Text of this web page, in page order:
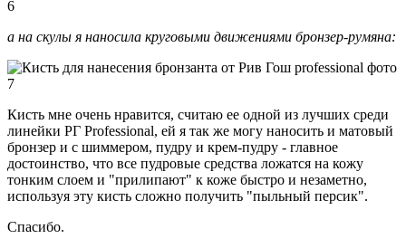
а на скулы я наносила круговыми движениями бронзер-румяна:
Кисть мне очень нравится, считаю ее одной из лучших среди
линейки РГ Professional, ей я так же могу наносить и матовый
бронзер и с шиммером, пудру и крем-пудру - главное
достоинство, что все пудровые средства ложатся на кожу
тонким слоем и "прилипают" к коже быстро и незаметно,
используя эту кисть сложно получить "пыльный персик".
Спасибо.